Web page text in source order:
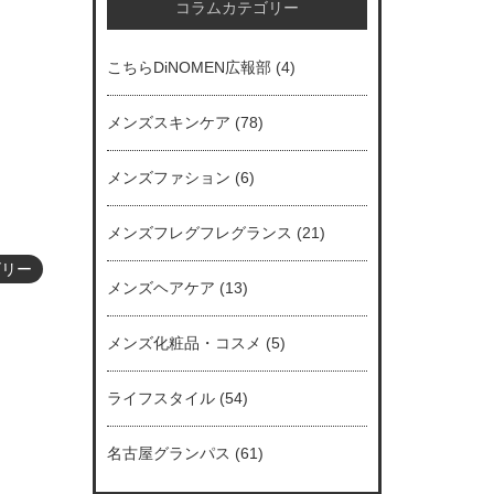
ー
コラムカテゴリー
こちらDiNOMEN広報部 (4)
メンズスキンケア (78)
メンズファション (6)
メンズフレグフレグランス (21)
メンズヘアケア (13)
メンズ化粧品・コスメ (5)
ライフスタイル(54)
名古屋グランパス (61)